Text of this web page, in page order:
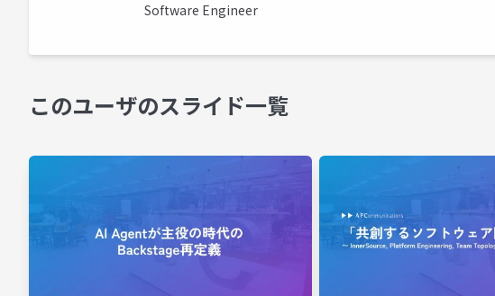
Software Engineer
このユーザのスライド一覧